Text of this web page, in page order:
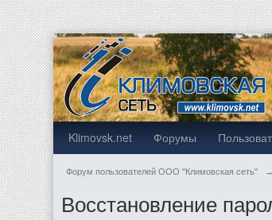
Klimovsk.net Форумы
Форум пользователей ООО "Климовская сеть" →
Восстановление